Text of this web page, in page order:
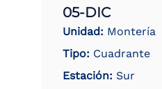
05-DIC
Unidad: Montería
Tipo: Cuadrante
Estación: Sur